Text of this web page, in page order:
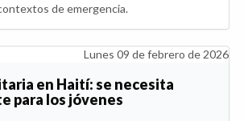
de emergencia.
Lunes 09 de febrero de 2026
en Haití: se necesita
para los jóvenes